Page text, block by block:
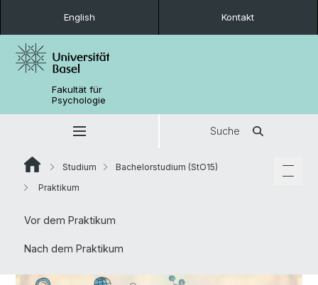
English Kontakt
Fakultät für
Psychologie
Suche
Studium
Bachelorstudium (StO15)
Praktikum
Vor dem Praktikum
Nach dem Praktikum